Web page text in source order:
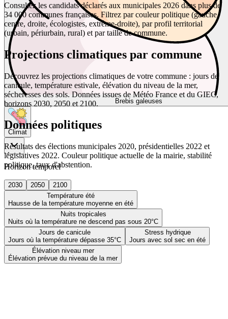
Brebis galeuses
Climat
Horizon temporel
2030 2050
2100
Température été
Hausse de la température moyenne en été
Nuits tropicales
Nuits où la température ne descend pas sous 20°C
Jours de canicule
Jours où la température dépasse 35°C
Stress hydrique
Jours avec sol sec en été
Élévation niveau mer
Élévation prévue du niveau de la mer
Consultez les candidats déclarés aux municipales 2026 dans plus de
34 000 communes françaises. Filtrez par couleur politique (gauche,
centre, droite, écologistes, extrême-droite), par profil territorial
(urbain, périurbain, rural) et par taille de commune.
Projections climatiques par commune
Découvrez les projections climatiques de votre commune : jours de
canicule, température estivale, élévation du niveau de la mer,
sécheresses des sols. Données issues de Météo France et du GIEC,
horizons 2030, 2050 et 2100.
Données politiques
Résultats des élections municipales 2020, présidentielles 2022 et
législatives 2022. Couleur politique actuelle de la mairie, stabilité
politique, taux d'abstention.